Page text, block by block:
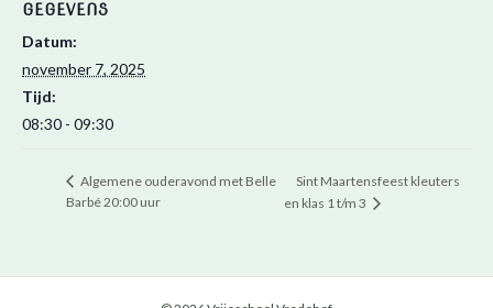
GEGEVENS
Datum:
november 7, 2025
Tijd:
08:30 - 09:30
Algemene ouderavond met Belle
Barbé 20:00 uur
Sint Maartensfeest kleuters
en klas 1 t/m 3